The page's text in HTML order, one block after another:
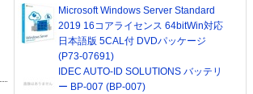
Microsoft Windows Server Standard
2019 16コアライセンス 64bitWin対応
日本語版 5CAL付 DVDパッケージ
(P73-07691)
IDEC AUTO-ID SOLUTIONS バッテリ
ー BP-007 (BP-007)